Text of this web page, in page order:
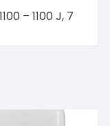
– 1100 J, 7